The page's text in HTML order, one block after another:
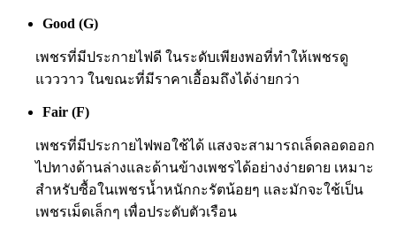
Good (G)
เพชรที่มีประกายไฟดี ในระดับเพียงพอที่ทำให้เพชรดู
แวววาว ในขณะที่มีราคาเอื้อมถึงได้ง่ายกว่า
Fair (F)
เพชรที่มีประกายไฟพอใช้ได้ แสงจะสามารถเล็ดลอดออก
ไปทางด้านล่างและด้านข้างเพชรได้อย่างง่ายดาย เหมาะ
สำหรับซื้อในเพชรน้ำหนักกะรัตน้อยๆ และมักจะใช้เป็น
เพชรเม็ดเล็กๆ เพื่อประดับตัวเรือน